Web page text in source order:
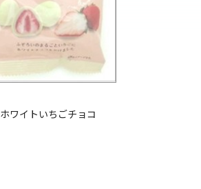
ホワイトいちごチョコ